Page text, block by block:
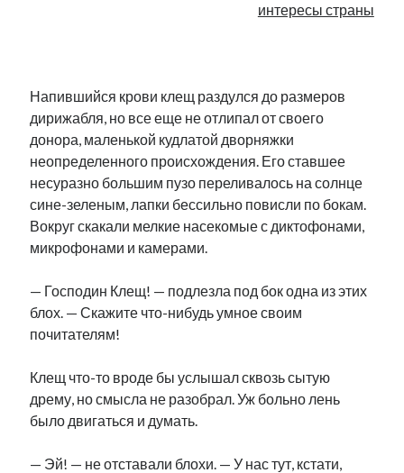
интересы страны
Напившийся крови клещ раздулся до размеров
дирижабля, но все еще не отлипал от своего
донора, маленькой кудлатой дворняжки
неопределенного происхождения. Его ставшее
несуразно большим пузо переливалось на солнце
сине-зеленым, лапки бессильно повисли по бокам.
Вокруг скакали мелкие насекомые с диктофонами,
микрофонами и камерами.
— Господин Клещ! — подлезла под бок одна из этих
блох. — Скажите что-нибудь умное своим
почитателям!
Клещ что-то вроде бы услышал сквозь сытую
дрему, но смысла не разобрал. Уж больно лень
было двигаться и думать.
— Эй! — не отставали блохи. — У нас тут, кстати,